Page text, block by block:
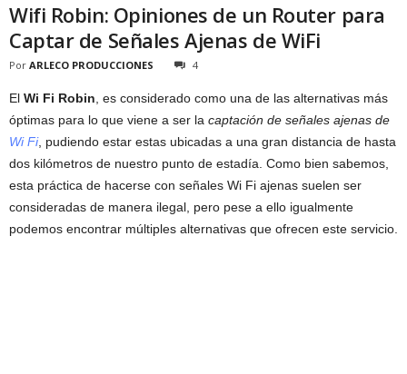
Wifi Robin: Opiniones de un Router para
Captar de Señales Ajenas de WiFi
Por ARLECO PRODUCCIONES 4
El Wi Fi Robin , es considerado como una de las alternativas más
óptimas para lo que viene a ser la captación de señales ajenas de
Wi Fi, pudiendo estar estas ubicadas a una gran distancia de hasta
dos kilómetros de nuestro punto de estadía. Como bien sabemos,
esta práctica de hacerse con señales Wi Fi ajenas suelen ser
consideradas de manera ilegal, pero pese a ello igualmente
podemos encontrar múltiples alternativas que ofrecen este servicio.